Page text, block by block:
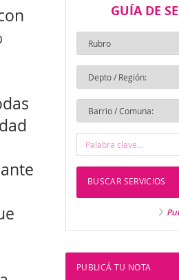
GUÍA DE
BUSCAR SERVICIOS
PUBLICÁ TU NOTA